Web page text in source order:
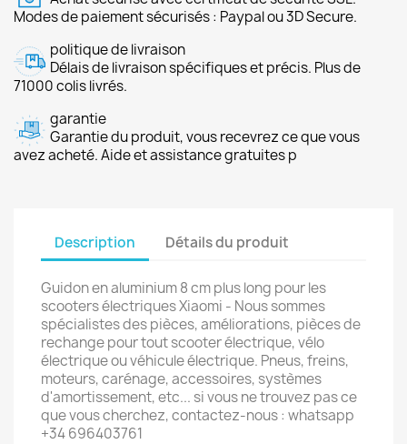
Modes de paiement sécurisés : Paypal ou 3D Secure.
politique de livraison
Délais de livraison spécifiques et précis. Plus de
71000 colis livrés.
garantie
Garantie du produit, vous recevrez ce que vous
avez acheté. Aide et assistance gratuites p
Description Détails du produit
Guidon en aluminium 8 cm plus long pour les
scooters électriques Xiaomi - Nous sommes
spécialistes des pièces, améliorations, pièces de
rechange pour tout scooter électrique, vélo
électrique ou véhicule électrique. Pneus, freins,
moteurs, carénage, accessoires, systèmes
d'amortissement, etc... si vous ne trouvez pas ce
que vous cherchez, contactez-nous : whatsapp
+34 696403761